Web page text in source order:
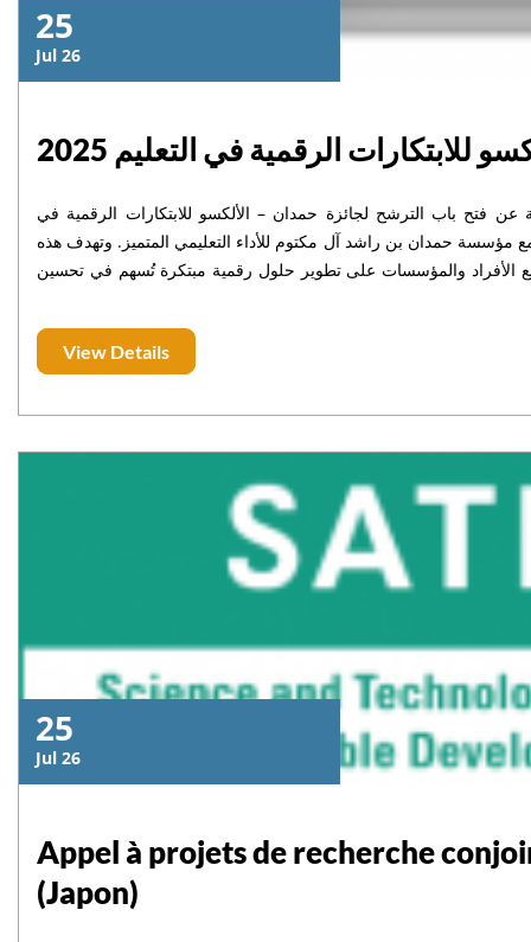
25
Jul 26
الرقمية في التعليم 2025
عن فتح باب الترشح لجائزة حمدان – الألكسو للابتكارات الرقمية في
التعليم، التي أطلقتها المنظمة العربية للتربية والثقافة والعلوم (الألكسو) بشراكة مع مؤسسة حمدان بن راشد آل مكتوم للأداء التعليمي المتميز. وتهدف هذه
الأفراد والمؤسسات على تطوير حلول رقمية مبتكرة تُسهم في تحسين
View Details
25
Jul 26
Appel à projets de recherche
(Japon)